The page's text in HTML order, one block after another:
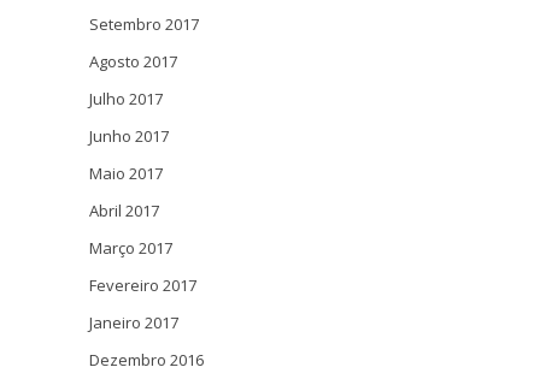
Setembro 2017
Agosto 2017
Julho 2017
Junho 2017
Maio 2017
Abril 2017
Março 2017
Fevereiro 2017
Janeiro 2017
Dezembro 2016